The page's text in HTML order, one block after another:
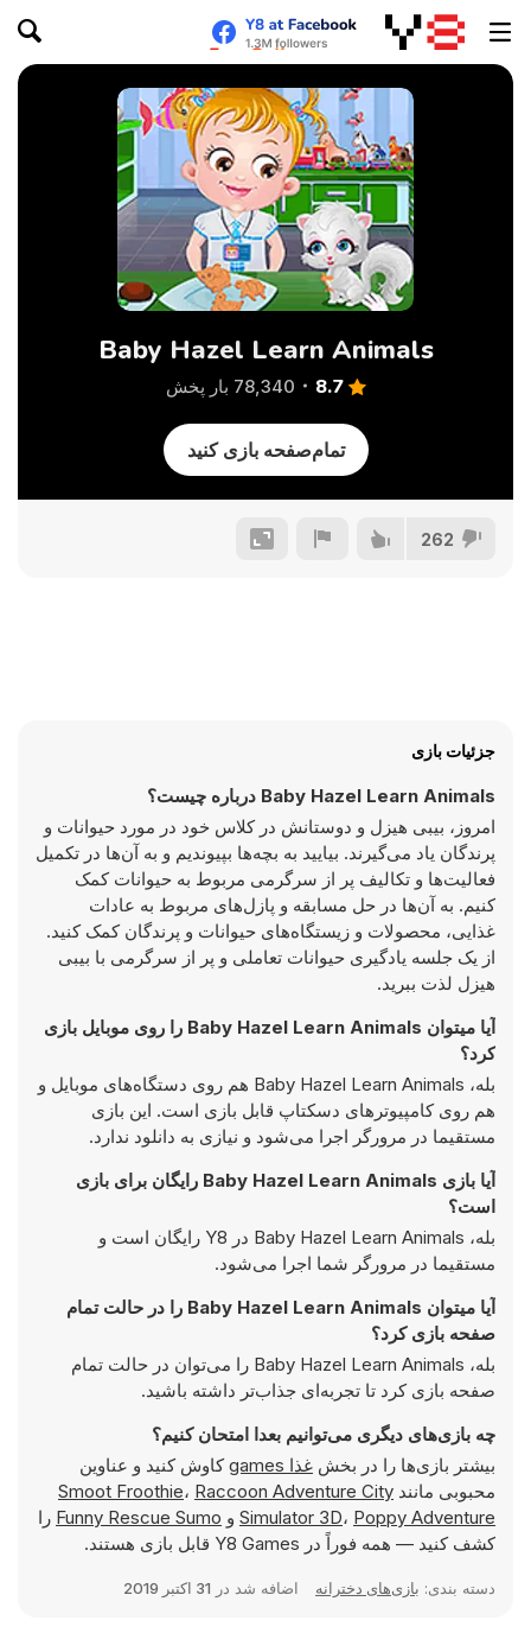
Baby Hazel Learn Animals
8.7 78,340 بار پخش
تمام‌صفحه بازی کنید
262
جزئیات بازی
Baby Hazel Learn Animals درباره چیست؟
امروز، بیبی هیزل و دوستانش در کلاس خود در مورد حیوانات و
پرندگان یاد می‌گیرند. بیایید به بچه‌ها بپیوندیم و به آن‌ها در تکمیل
فعالیت‌ها و تکالیف پر از سرگرمی مربوط به حیوانات کمک
کنیم. به آن‌ها در حل مسابقه و پازل‌های مربوط به عادات
غذایی، محصولات و زیستگاه‌های حیوانات و پرندگان کمک کنید.
از یک جلسه یادگیری حیوانات تعاملی و پر از سرگرمی با بیبی
هیزل لذت ببرید.
آیا میتوان Baby Hazel Learn Animals را روی موبایل بازی
کرد؟
بله، Baby Hazel Learn Animals هم روی دستگاه‌های موبایل و
هم روی کامپیوترهای دسکتاپ قابل بازی است. این بازی
مستقیما در مرورگر اجرا می‌شود و نیازی به دانلود ندارد.
آیا بازی Baby Hazel Learn Animals رایگان برای بازی
است؟
بله، Baby Hazel Learn Animals در Y8 رایگان است و
مستقیما در مرورگر شما اجرا می‌شود.
آیا میتوان Baby Hazel Learn Animals را در حالت تمام
صفحه بازی کرد؟
بله، Baby Hazel Learn Animals را می‌توان در حالت تمام
صفحه بازی کرد تا تجربه‌ای جذاب‌تر داشته باشید.
چه بازی‌های دیگری می‌توانیم بعدا امتحان کنیم؟
بیشتر بازی‌ها را در بخش غذا games
کاوش کنید و عناوین
محبوبی مانند
Smoot Froothie، Raccoon Adventure City
Simulator 3D، Poppy Adventure و Funny Rescue Sumo را
کشف کنید — همه فوراً در Y8 Games قابل بازی هستند.
دسته بندی: بازی‌های دخترانه اضافه شد در 31 اکتبر 2019